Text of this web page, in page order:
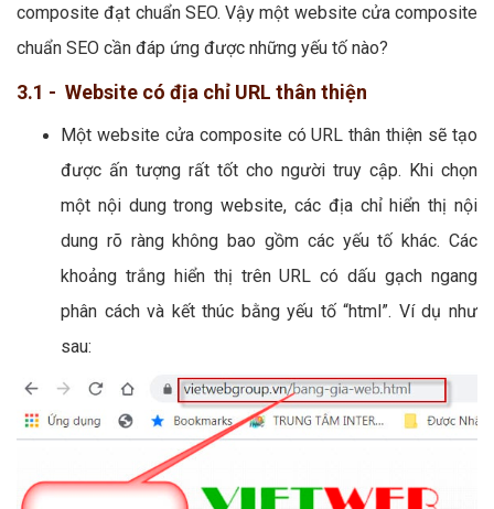
composite đạt chuẩn SEO. Vậy một website cửa composite
chuẩn SEO cần đáp ứng được những yếu tố nào?
3.1 - Website có địa chỉ URL thân thiện
Một website cửa composite có URL thân thiện sẽ tạo
được ấn tượng rất tốt cho người truy cập. Khi chọn
một nội dung trong website, các địa chỉ hiển thị nội
dung rõ ràng không bao gồm các yếu tố khác. Các
khoảng trắng hiển thị trên URL có dấu gạch ngang
phân cách và kết thúc bằng yếu tố “html”. Ví dụ như
sau: